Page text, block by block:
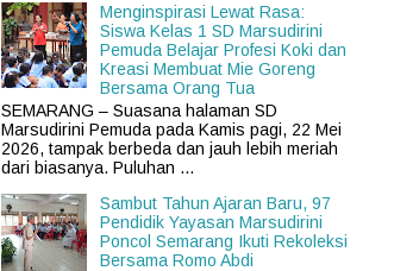
Menginspirasi Lewat Rasa:
Siswa Kelas 1 SD Marsudirini
Pemuda Belajar Profesi Koki dan
Kreasi Membuat Mie Goreng
Bersama Orang Tua
SEMARANG – Suasana halaman SD
Marsudirini Pemuda pada Kamis pagi, 22 Mei
2026, tampak berbeda dan jauh lebih meriah
dari biasanya. Puluhan ...
Sambut Tahun Ajaran Baru, 97
Pendidik Yayasan Marsudirini
Poncol Semarang Ikuti Rekoleksi
Bersama Romo Abdi